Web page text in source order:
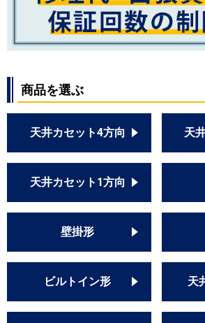
PA-P56B7SGB
PA-P56B7GB
PA-P56B6SGN1
PA-P56B6SGNB
PA-P56B6SGB
PA-P56B6GB
商品を選ぶ
天井カセット4方向 天
天井カセット1方向
壁掛形
ビルトイン形 天